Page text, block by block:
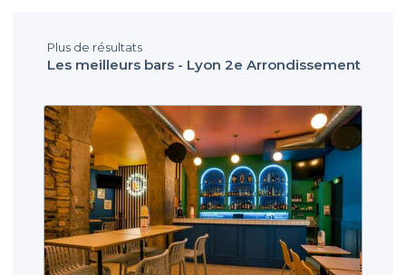
Plus de résultats
Les meilleurs bars - Lyon 2e Arrondissement